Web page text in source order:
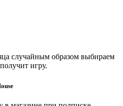
случайным образом выбираем
игру.